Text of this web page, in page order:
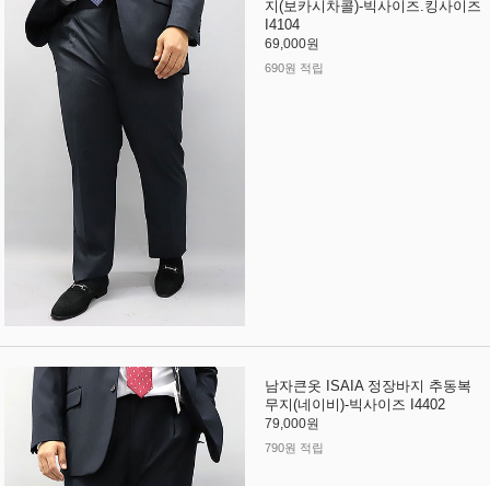
지(보카시차콜)-빅사이즈.킹사이즈
I4104
69,000원
690원 적립
남자큰옷 ISAIA 정장바지 추동복
무지(네이비)-빅사이즈 I4402
79,000원
790원 적립